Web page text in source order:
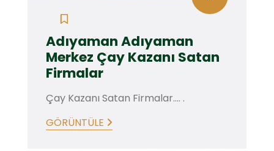
Adıyaman Adıyaman
Merkez Çay Kazanı Satan
Firmalar
Çay Kazanı Satan Firmalar.... .
GÖRÜNTÜLE